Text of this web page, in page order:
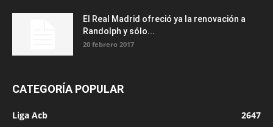
El Real Madrid ofreció ya la renovación a
Randolph y sólo...
20 febrero 2017
CATEGORÍA POPULAR
Liga Acb
2647